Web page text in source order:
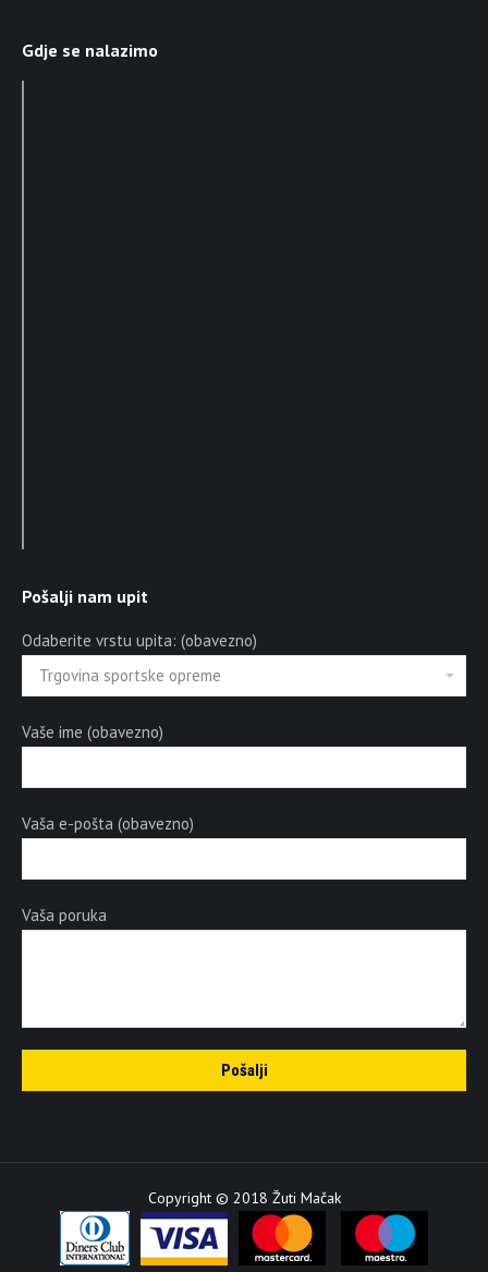
Gdje se nalazimo
Pošalji nam upit
Odaberite vrstu upita: (obavezno)
Vaše ime (obavezno)
Vaša e-pošta (obavezno)
Vaša poruka
Copyright © 2018 Žuti Mačak